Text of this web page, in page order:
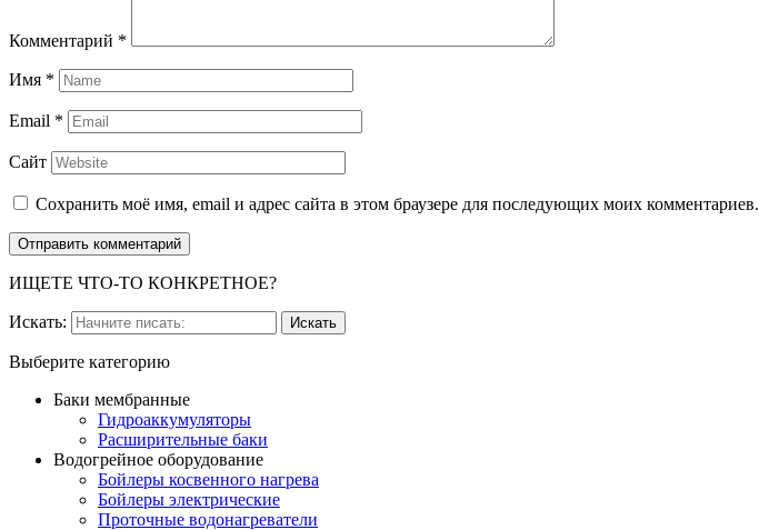
Комментарий *
Имя *
Email *
Сайт
Сохранить моё имя, email и адрес сайта в этом браузере для последующих моих комментариев.
ИЩЕТЕ ЧТО-ТО КОНКРЕТНОЕ?
Искать:
Выберите категорию
Баки мембранные
Гидроаккумуляторы
Расширительные баки
Водогрейное оборудование
Бойлеры косвенного нагрева
Бойлеры электрические
Проточные водонагреватели